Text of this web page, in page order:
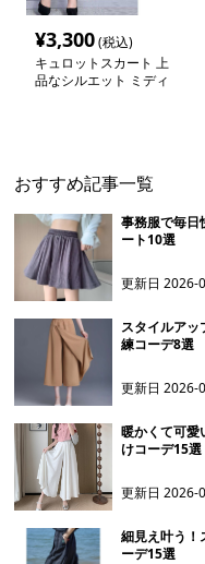
¥3,300(税込)
キュロットスカート 上
品なシルエット ミディ
おすすめ記事一覧
事務服で毎日
ート10選
更新日2026-
スタイルア
練コーデ8選
更新日2026-
暖かくて可愛
けコーデ15選
更新日2026-
細見え叶う！
ーデ15選